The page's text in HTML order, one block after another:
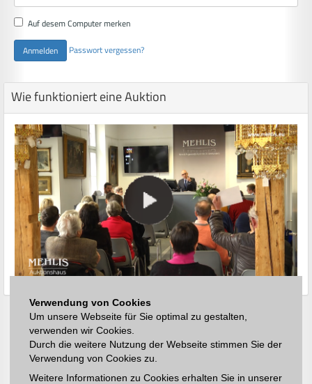
Verwendung von Cookies
Um unsere Webseite für Sie optimal zu gestalten,
verwenden wir Cookies.
Durch die weitere Nutzung der Webseite stimmen Sie der
Verwendung von Cookies zu.
Weitere Informationen zu Cookies erhalten Sie in unserer
Auf desem Computer merken
Anmelden Passwort vergessen?
Wie funktioniert eine Auktion